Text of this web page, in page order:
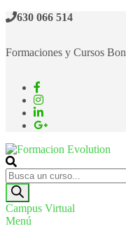
630 066 514
Formaciones y Cursos
Formacion Evolution
Cursos de formación
Campus Virtual
Menú